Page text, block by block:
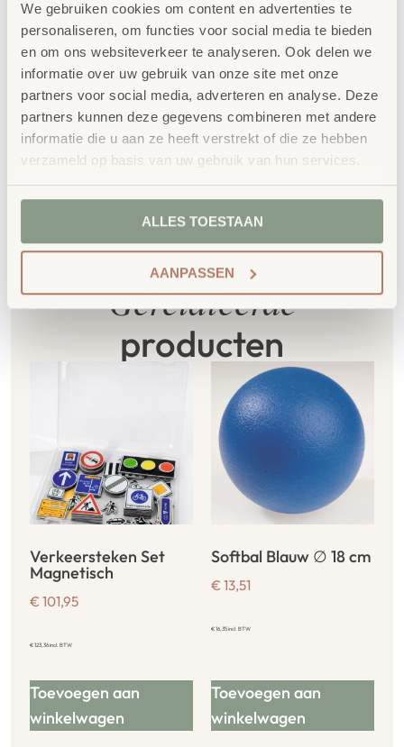
We gebruiken cookies om content en advertenties te
personaliseren, om functies voor social media te bieden
en om ons websiteverkeer te analyseren. Ook delen we
informatie over uw gebruik van onze site met onze
partners voor social media, adverteren en analyse. Deze
partners kunnen deze gegevens combineren met andere
informatie die u aan ze heeft verstrekt of die ze hebben
verzameld op basis van uw gebruik van hun services.
ALLES TOESTAAN
AANPASSEN
100% FSC-gecertificeerd Scandinavisch hout.
Daarnaast zelfs voorzien van het
milieukeurmerkEU-Ecolabel.
Extra informatie
SKU 760633
Gerelateerde
producten
Verkeersteken Set
Magnetisch
€ 101,95
€123,36incl. BTW
Toevoegen aan
winkelwagen
Softbal Blauw ∅ 18 cm
€ 13,51
€16,35incl. BTW
Toevoegen aan
winkelwagen